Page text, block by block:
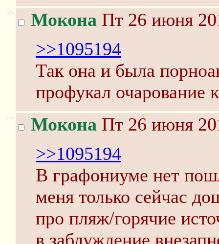
>> Мокона Пт 26 июня
>>1095194
Так она и была
профукал очарование
>> Мокона Пт 26 июня
>>1095194
В графониуме нет
меня только сейчас
про пляж/горячие
в заблуждение